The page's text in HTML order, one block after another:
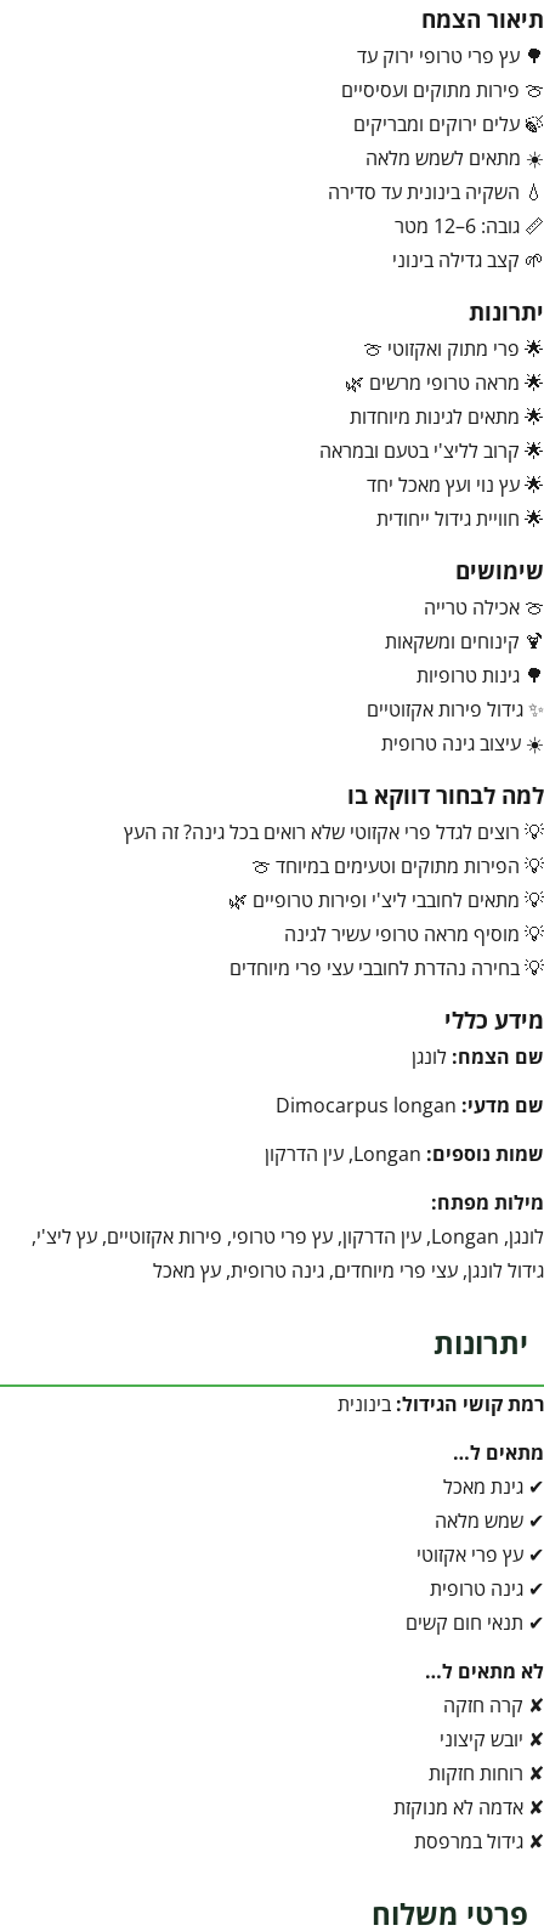
תיאור הצמח
🌳 עץ פרי טרופי ירוק עד
🍈 פירות מתוקים ועסיסיים
🍃 עלים ירוקים ומבריקים
☀️ מתאים לשמש מלאה
💧 השקיה בינונית עד סדירה
📏 גובה: 6–12 מטר
🌱 קצב גדילה בינוני
יתרונות
🌟 פרי מתוק ואקזוטי 🍈
🌟 מראה טרופי מרשים 🌿
🌟 מתאים לגינות מיוחדות
🌟 קרוב לליצ'י בטעם ובמראה
🌟 עץ נוי ועץ מאכל יחד
🌟 חוויית גידול ייחודית
שימושים
🍈 אכילה טרייה
🍹 קינוחים ומשקאות
🌳 גינות טרופיות
✨ גידול פירות אקזוטיים
☀️ עיצוב גינה טרופית
למה לבחור דווקא בו
💡 רוצים לגדל פרי אקזוטי שלא רואים בכל גינה? זה העץ
💡 הפירות מתוקים וטעימים במיוחד 🍈
💡 מתאים לחובבי ליצ'י ופירות טרופיים 🌿
💡 מוסיף מראה טרופי עשיר לגינה
💡 בחירה נהדרת לחובבי עצי פרי מיוחדים
מידע כללי
שם הצמח: לונגן
שם מדעי:
שמות נוספים:
מילות מפתח:
לונגן, Longan, עין הדרקון, עץ פרי טרופי, פירות אקזוטיים, עץ ליצ'י,
גידול לונגן, עצי פרי מיוחדים, גינה טרופית, עץ מאכל
יתרונות
רמת קושי הגידול: בינונית
מתאים ל…
✔ גינת מאכל
✔ שמש מלאה
✔ עץ פרי אקזוטי
✔ גינה טרופית
✔ תנאי חום קשים
לא מתאים ל…
✘ קרה חזקה
✘ יובש קיצוני
✘ רוחות חזקות
✘ אדמה לא מנוקזת
✘ גידול במרפסת
פרטי משלוח